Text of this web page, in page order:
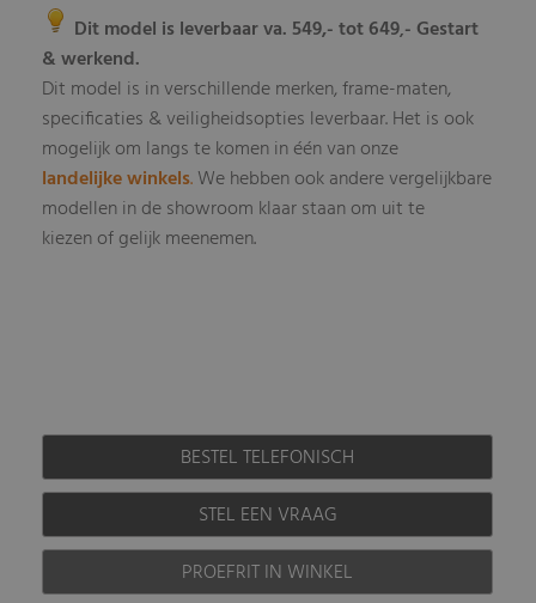
Dit model is leverbaar va. 549,- tot 649,- Gestart
& werkend.
Dit model is in verschillende merken, frame-maten,
specificaties & veiligheidsopties leverbaar. Het is ook
mogelijk om langs te komen in één van onze
landelijke winkels.We hebben ook andere vergelijkbare
modellen in de showroom klaar staan om uit te
kiezen of gelijk meenemen.
BESTEL TELEFONISCH
STEL EEN VRAAG
PROEFRIT IN WINKEL